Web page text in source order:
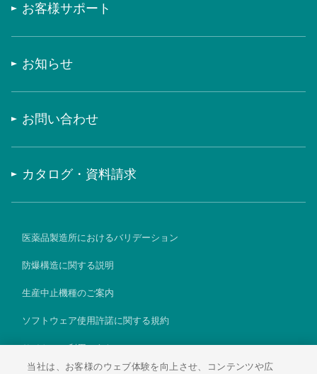
お客様サポート
お知らせ
お問い合わせ
カタログ・資料請求
医薬品製造所におけるバリデーション
防爆構造に関する説明
生産中止機種のご案内
ソフトウェア使用許諾に関する規約
サイトのご利用にあたって
当社は、お客様のウェブ体験を向上させ、コンテンツや広